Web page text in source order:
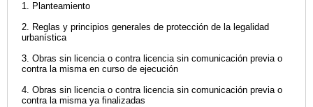
1. Planteamiento
2. Reglas y principios generales de protección de la legalidad
urbanística
3. Obras sin licencia o contra licencia sin comunicación previa o
contra la misma en curso de ejecución
4. Obras sin licencia o contra licencia sin comunicación previa o
contra la misma ya finalizadas